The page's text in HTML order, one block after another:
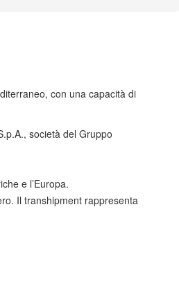
con una capacità di
società del Gruppo
e l’Europa.
Il transhipment rappresenta